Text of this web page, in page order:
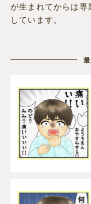
が生まれてからは
しています。